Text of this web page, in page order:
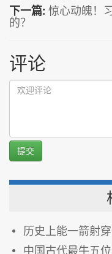
下一篇: 惊心动魄！
的？
评论
提交
历史上能一箭射穿
中国古代最牛五